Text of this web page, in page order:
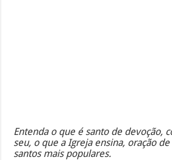
Entenda o que é santo de devoção,
seu, o que a Igreja ensina, oração
santos mais populares.